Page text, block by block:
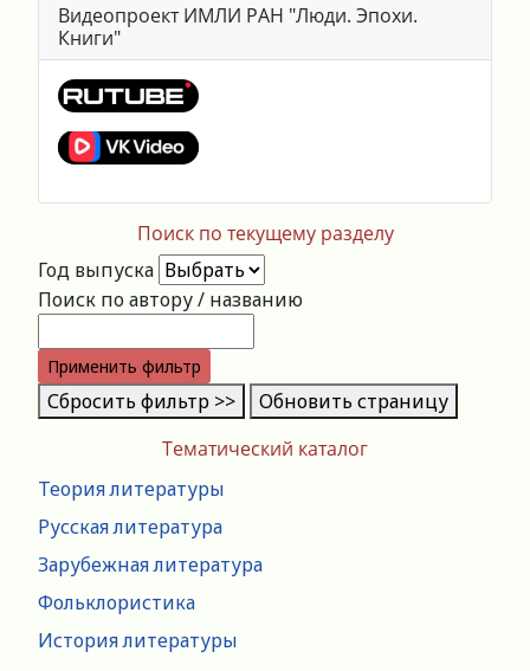
Тематический каталог
Теория литературы
Русская литература
Зарубежная литература
Фольклористика
История литературы
Видеопроект ИМЛИ РАН "Люди. Эпохи.
Книги"
Поиск по текущему разделу
Год выпуска
Поиск по автору / названию
Применить фильтр
Сбросить фильтр >> Обновить страницу